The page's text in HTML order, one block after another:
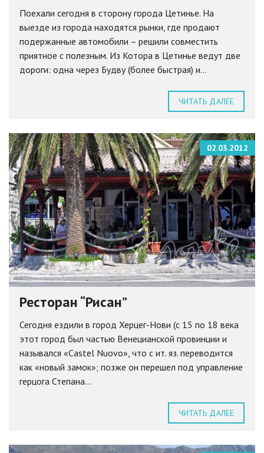
Поехали сегодня в сторону города Цетинье. На
выезде из города находятся рынки, где продают
подержанные автомобили – решили совместить
приятное с полезным. Из Котора в Цетинье ведут две
дороги: одна через Будву (более быстрая) и...
ЧИТАТЬ ДАЛЕЕ
02.03.2012
Ресторан “Рисан”
Сегодня ездили в город Херцег-Нови (с 15 по 18 века
этот город был частью Венецианской провинции и
назывался «Castel Nuovo», что с ит. яз. переводится
как «новый замок»; позже он перешел под управление
герцога Степана...
ЧИТАТЬ ДАЛЕЕ